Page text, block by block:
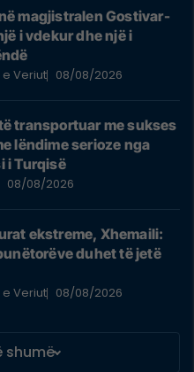
magjistralen Gostivar-
i vdekur dhe një i
Veriut 08/08/2026
transportuar me sukses
lëndime serioze nga
i Turqisë
08/08/2026
ekstreme, Xhemaili:
duhet të jetë
Veriut 08/08/2026
shumë